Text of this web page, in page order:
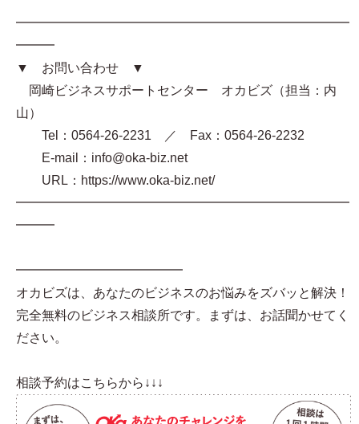
━━━━━━━━━━━━━━━━━━━━━━━━━━
━━━
▼ お問い合わせ ▼
岡崎ビジネスサポートセンター オカビズ（担当：内
山）
Tel：0564-26-2231 ／ Fax：0564-26-2232
E-mail：info@oka-biz.net
URL：https://www.oka-biz.net/
━━━━━━━━━━━━━━━━━━━━━━━━━━
━━━
━━━━━━━━━━━━━
オカビズは、あなたのビジネスのお悩みをズバッと解決！
完全無料のビジネス相談所です。まずは、お話聞かせてく
ださい。
相談予約はこちらから↓↓↓